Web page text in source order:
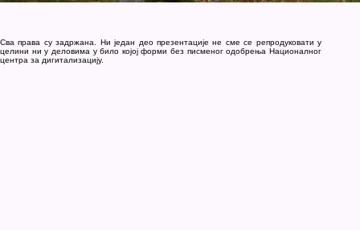
Сва права су задржана. Ни један део презентације не сме се репродуковати у
целини ни у деловима у било којој форми без писменог одобрења Националног
центра за дигитализацију.